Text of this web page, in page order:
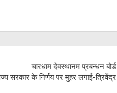
चारधाम देवस्थानम प्रबन्धन बोर्ड
सरकार के निर्णय पर मुहर लगाई-त्रिवेंद्र